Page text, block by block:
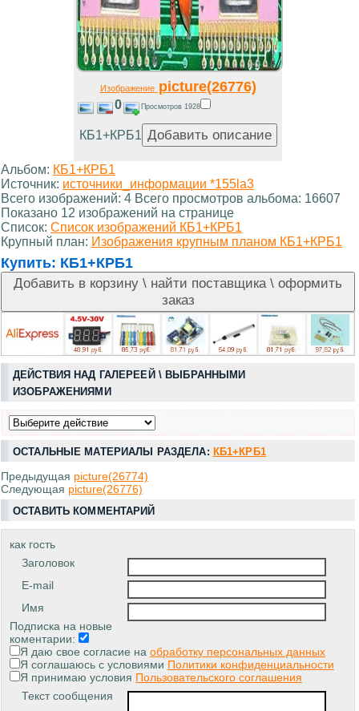
Изображениеpicture(26776)
0 Просмотров 1928
КБ1+КРБ1
Альбом: КБ1+КРБ1
Источник: источники_информации *155la3
Всего изображений: 4 Всего просмотров альбома: 16607
Показано 12 изображений на странице
Список: Список изображений КБ1+КРБ1
Крупный план: Изображения крупным планом КБ1+КРБ1
Купить: КБ1+КРБ1
ДЕЙСТВИЯ НАД ГАЛЕРЕЕЙ \ ВЫБРАННЫМИ
ИЗОБРАЖЕНИЯМИ
ОСТАЛЬНЫЕ МАТЕРИАЛЫ РАЗДЕЛА: КБ1+КРБ1
Предыдущая picture(26774)
Следующая picture(26776)
ОСТАВИТЬ КОММЕНТАРИЙ
как гость
Заголовок
E-mail
Имя
Подписка на новые
коментарии:
Я даю свое согласие на обработку персональных данных
Я соглашаюсь с условиями Политики конфиденциальности
Я принимаю условия Пользовательского соглашения
Текст сообщения